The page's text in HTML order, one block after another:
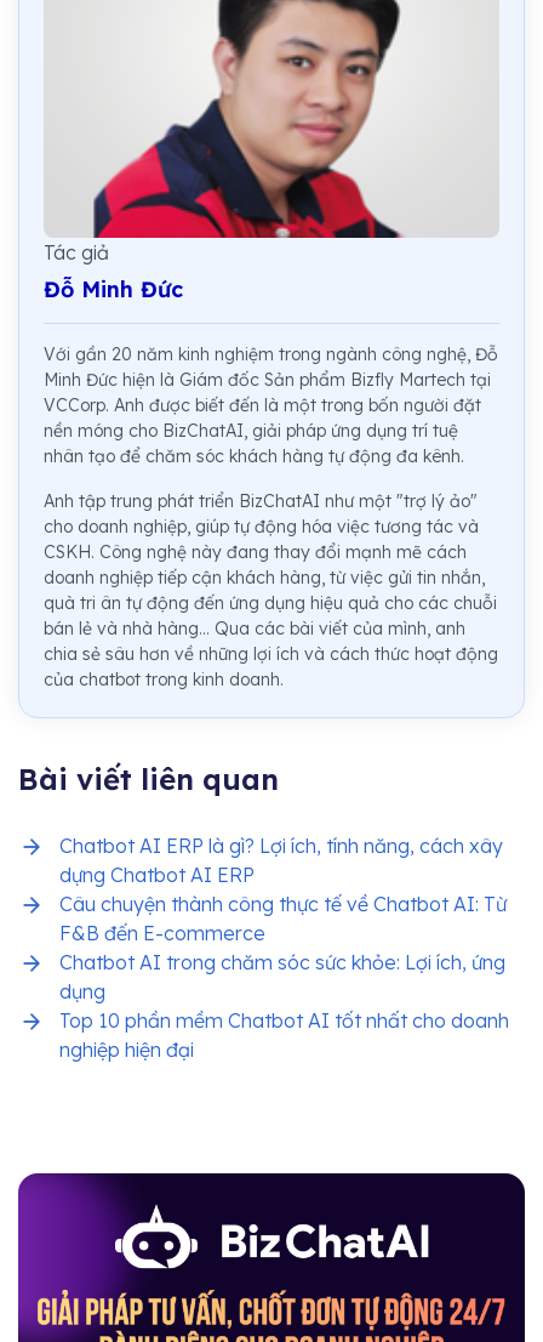
Tác giả
Đỗ Minh Đức
Với gần 20 năm kinh nghiệm trong ngành công nghệ, Đỗ
Minh Đức hiện là Giám đốc Sản phẩm Bizfly Martech tại
VCCorp. Anh được biết đến là một trong bốn người đặt
nền móng cho BizChatAI, giải pháp ứng dụng trí tuệ
nhân tạo để chăm sóc khách hàng tự động đa kênh.
Anh tập trung phát triển BizChatAI như một "trợ lý ảo"
cho doanh nghiệp, giúp tự động hóa việc tương tác và
CSKH. Công nghệ này đang thay đổi mạnh mẽ cách
doanh nghiệp tiếp cận khách hàng, từ việc gửi tin nhắn,
quà tri ân tự động đến ứng dụng hiệu quả cho các chuỗi
bán lẻ và nhà hàng... Qua các bài viết của mình, anh
chia sẻ sâu hơn về những lợi ích và cách thức hoạt động
của chatbot trong kinh doanh.
Bài viết liên quan
Chatbot AI ERP là gì? Lợi ích, tính năng, cách xây
dựng Chatbot AI ERP
Câu chuyện thành công thực tế về Chatbot AI: Từ
F&B đến E-commerce
Chatbot AI trong chăm sóc sức khỏe: Lợi ích, ứng
dụng
Top 10 phần mềm Chatbot AI tốt nhất cho doanh
nghiệp hiện đại